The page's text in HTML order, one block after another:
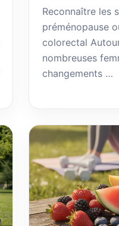
Reconnaître les
préménopause
colorectal
nombreuses
changements …